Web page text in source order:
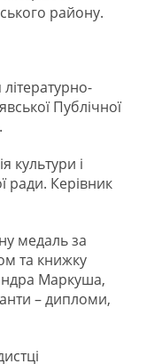
району.
Публічної
культури і
ради. Керівник
медаль за
та книжку
Маркуша,
– дипломи,